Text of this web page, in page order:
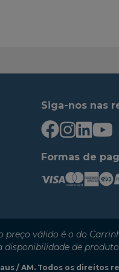
2004
2004
2005
2004
2004
2007
1999
1999
Siga-nos nas
Formas de
preço válido é o do
de
/ AM. Todos os direitos